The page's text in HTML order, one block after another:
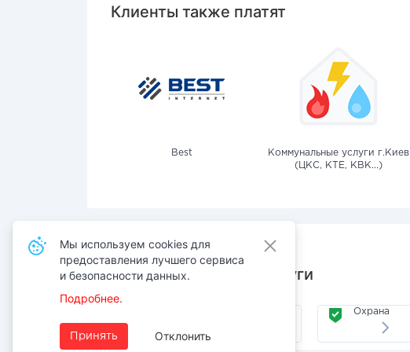
Клиенты также платят
Best
Коммунальные услуги г.Киев
(ЦКС, КТЕ, КВК...)
Также оплачивают услуги
Охрана
Мы используем cookies для
предоставления лучшего сервиса
и безопасности данных.
Подробнее.
Принять Отклонить